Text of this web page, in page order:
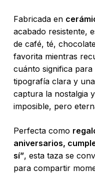
Fabricada en
acabado resistente,
de café, té,
favorita mientras
cuánto significa
tipografía clara y
captura la nostalgia
imposible, pero
Perfecta como
aniversarios,
sí”, esta taza se
para compartir